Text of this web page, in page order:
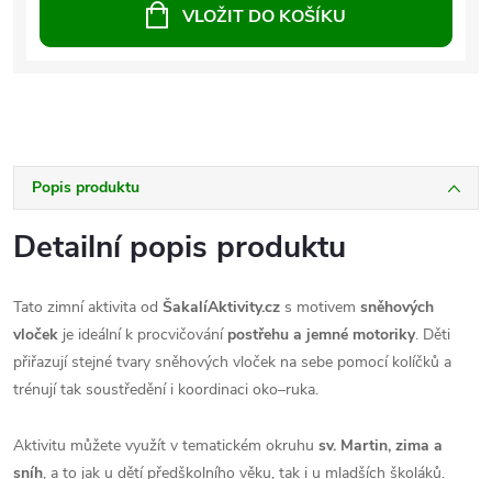
VLOŽIT DO KOŠÍKU
Popis produktu
Detailní popis produktu
Tato zimní aktivita od ŠakalíAktivity.cz s motivem sněhových
vloček je ideální k procvičování postřehu a jemné motoriky. Děti
přiřazují stejné tvary sněhových vloček na sebe pomocí kolíčků a
trénují tak soustředění i koordinaci oko–ruka.
Aktivitu můžete využít v tematickém okruhu sv. Martin, zima a
sníh, a to jak u dětí předškolního věku, tak i u mladších školáků.